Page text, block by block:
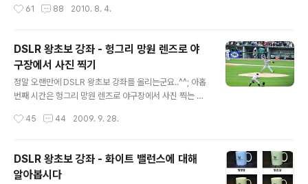
ㅋ 이번에는 야경사진을 잘 찍기위한 아주~ 기본적인 사항
는 사항만으로도 웬만한 야경사진을 얻을 수 있다고 생각
합니다..^^ 1. 삼각대는 필수 너무나 당연해서 웃음이 나시
겠지만.. 처음 DSLR이나 카메라를 접하시는 분들중에 왜
사진이 흔들리는지 모르는 분이 계십니다. 바로 제가 그런
분(?)이었기 때문에..-_-;; 그 마음 잘 알죠..ㅋㅋ 처음 소니
과의 술자리에 가져간 적이 있었는데요.. 어두운 술집에서
61 88 2010. 8. 4.
DSLR 왕초보 강좌 - 헝그리 망원 렌즈로 야
구장에서 사진 찍기
정말 오랜만에 DSLR 왕초보 강좌를 올리는군요..^^; 아홉
번째 시간은 헝그리 망원 렌즈로 야구장에서 사진 찍는 법
기 야구장에서 사진 찍는법에 대해 강좌를 하게된 이유는,
나름 야구장을 많이 다닌..^^;; 저의 노하우를 알려드리기
위함입니다..^^ 여기서 헝그리 망원 렌즈라는 단서를 붙인
45 44 2009. 9. 28.
DSLR 왕초보 강좌 - 화이트 밸런스에 대해
알아봅시다